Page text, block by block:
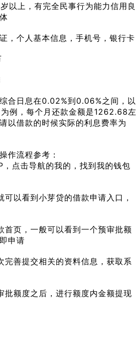
以上，有完全民事行为能力信用良
，个人基本信息，手机号，银行卡
合日息在0.02%到0.06%之间，以
例，每个月还款金额是1262.68左
以借款的时候实际的利息费率为
作流程参考：
，点击导航的我的，找到我的钱包
以看到小芽贷的借款申请入口，
首页，一般可以看到一个预审批额
申请
完善提交相关的资料信息，获取系
批额度之后，进行额度内金额提现